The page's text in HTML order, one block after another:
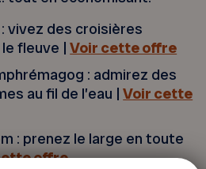
vivez des croisières
le fleuve |Voir cette offre
: admirez des
au fil de l’eau |Voir cette
: prenez le large en toute
offre